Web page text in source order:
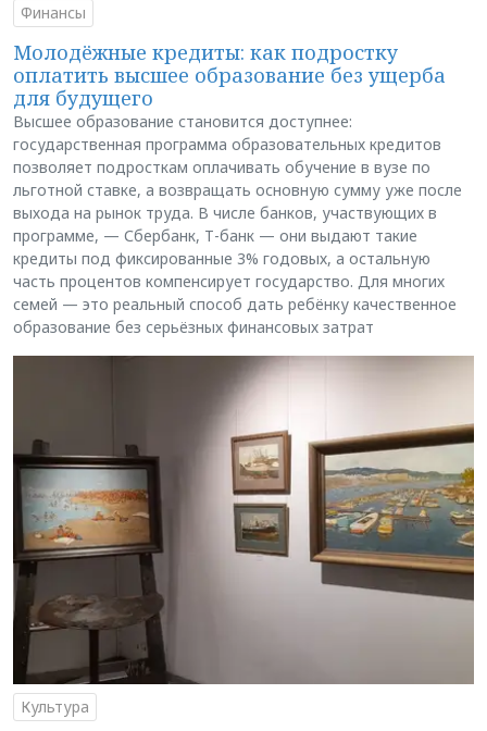
Финансы
Молодёжные кредиты: как подростку
оплатить высшее образование без ущерба
для будущего
Высшее образование становится доступнее:
государственная программа образовательных кредитов
позволяет подросткам оплачивать обучение в вузе по
льготной ставке, а возвращать основную сумму уже после
выхода на рынок труда. В числе банков, участвующих в
программе, — Сбербанк, Т-банк — они выдают такие
кредиты под фиксированные 3% годовых, а остальную
часть процентов компенсирует государство. Для многих
семей — это реальный способ дать ребёнку качественное
образование без серьёзных финансовых затрат
Культура